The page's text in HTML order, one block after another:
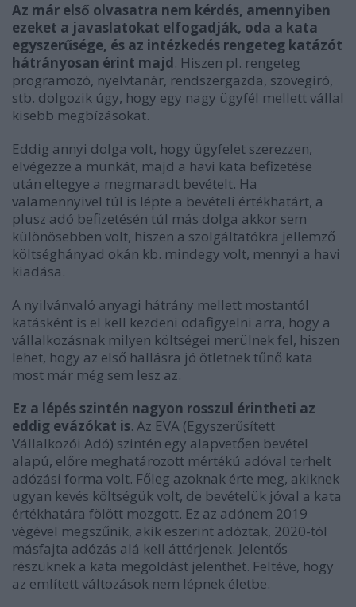
Az már első olvasatra nem kérdés, amennyiben
ezeket a javaslatokat elfogadják, oda a kata
egyszerűsége, és az intézkedés rengeteg katázót
hátrányosan érint majd. Hiszen pl. rengeteg
programozó, nyelvtanár, rendszergazda, szövegíró,
stb. dolgozik úgy, hogy egy nagy ügyfél mellett vállal
kisebb megbízásokat.
Eddig annyi dolga volt, hogy ügyfelet szerezzen,
elvégezze a munkát, majd a havi kata befizetése
után eltegye a megmaradt bevételt. Ha
valamennyivel túl is lépte a bevételi értékhatárt, a
plusz adó befizetésén túl más dolga akkor sem
különösebben volt, hiszen a szolgáltatókra jellemző
költséghányad okán kb. mindegy volt, mennyi a havi
kiadása.
A nyilvánvaló anyagi hátrány mellett mostantól
katásként is el kell kezdeni odafigyelni arra, hogy a
vállalkozásnak milyen költségei merülnek fel, hiszen
lehet, hogy az első hallásra jó ötletnek tűnő kata
most már még sem lesz az.
Ez a lépés szintén nagyon rosszul érintheti az
eddig evázókat is. Az EVA (Egyszerűsített
Vállalkozói Adó) szintén egy alapvetően bevétel
alapú, előre meghatározott mértékú adóval terhelt
adózási forma volt. Főleg azoknak érte meg, akiknek
ugyan kevés költségük volt, de bevételük jóval a kata
értékhatára fölött mozgott. Ez az adónem 2019
végével megszűnik, akik eszerint adóztak, 2020-tól
másfajta adózás alá kell áttérjenek. Jelentős
részüknek a kata megoldást jelenthet. Feltéve, hogy
az említett változások nem lépnek életbe.